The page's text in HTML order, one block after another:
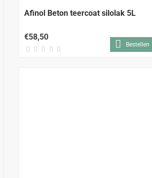
Afinol Beton teercoat silolak 5L
€58,50
Bestellen